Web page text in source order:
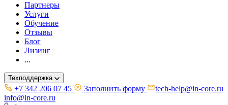
Партнеры
Услуги
Обучение
Отзывы
Блог
Лизинг
...
Техподдержка
+7 342 206 07 45 Заполнить форму
tech-help@in-core.ru
info@in-core.ru